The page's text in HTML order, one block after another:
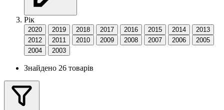
Рік
2020 2019 2018 2017 2016 2015 2014
2013
2012
2011 2010 2009 2008 2007 2006
2005
2004
2003
Знайдено 26 товарів